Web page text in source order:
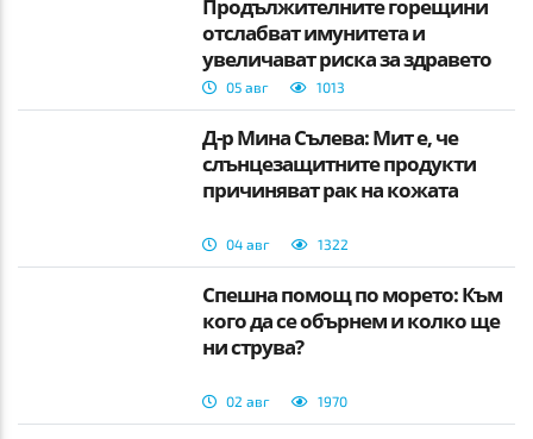
Продължителните горещини
отслабват имунитета и
увеличават риска за здравето
05 авг 1013
Д-р Мина Сълева: Мит е, че
слънцезащитните продукти
причиняват рак на кожата
04 авг 1322
Спешна помощ по морето: Към
кого да се обърнем и колко ще
ни струва?
02 авг 1970